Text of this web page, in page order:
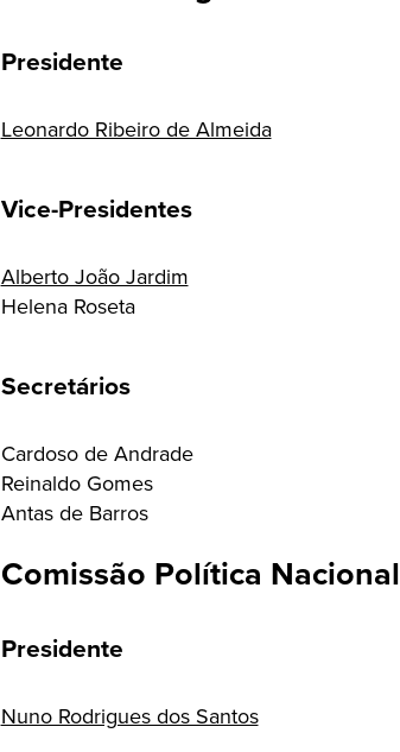
Presidente
Leonardo Ribeiro de Almeida
Vice-Presidentes
Alberto João Jardim
Helena Roseta
Secretários
Cardoso de Andrade
Reinaldo Gomes
Antas de Barros
Comissão Política Nacional
Presidente
Nuno Rodrigues dos Santos